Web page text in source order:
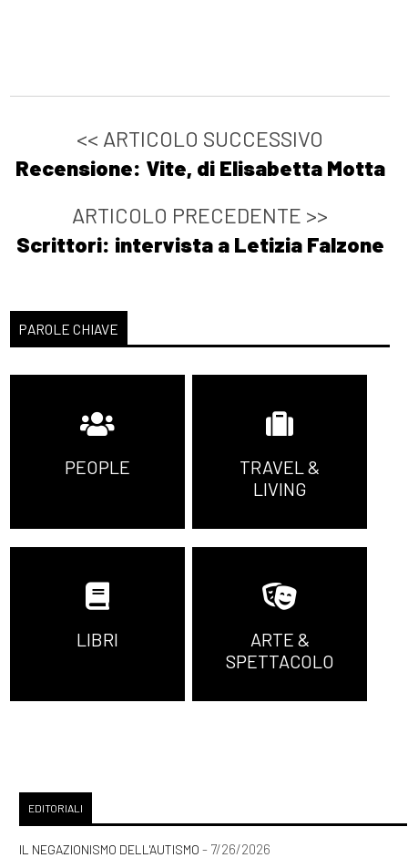
<< ARTICOLO SUCCESSIVO
Recensione: Vite, di Elisabetta Motta
ARTICOLO PRECEDENTE >>
Scrittori: intervista a Letizia Falzone
PAROLE CHIAVE
PEOPLE
TRAVEL &
LIVING
LIBRI
ARTE &
SPETTACOLO
EDITORIALI
IL NEGAZIONISMO DELL'AUTISMO - 7/26/2026